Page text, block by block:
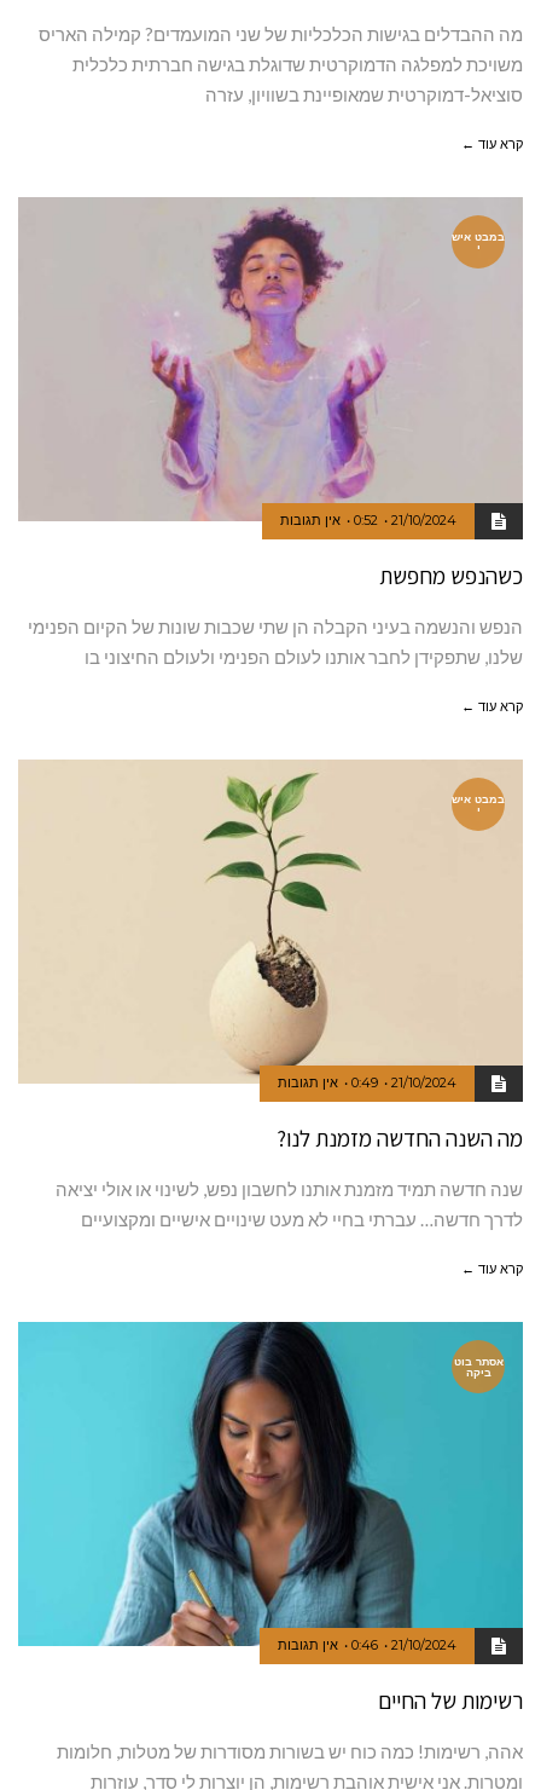
מה ההבדלים בגישות הכלכליות של שני המועמדים? קמילה האריס
משויכת למפלגה הדמוקרטית שדוגלת בגישה חברתית כלכלית
סוציאל-דמוקרטית שמאופיינת בשוויון, עזרה
קרא עוד ←
במבט איש
י
21/10/2024
0:52 אין תגובות
כשהנפש מחפשת
הנפש והנשמה בעיני הקבלה הן שתי שכבות שונות של הקיום הפנימי
שלנו, שתפקידן לחבר אותנו לעולם הפנימי ולעולם החיצוני בו
קרא עוד ←
במבט איש
י
21/10/2024
0:49 אין תגובות
מה השנה החדשה מזמנת לנו?
שנה חדשה תמיד מזמנת אותנו לחשבון נפש, לשינוי או אולי יציאה
לדרך חדשה… עברתי בחיי לא מעט שינויים אישיים ומקצועיים
קרא עוד ←
אסתר בוט
ביקה
21/10/2024
0:46 אין תגובות
רשימות של החיים
אהה, רשימות! כמה כוח יש בשורות מסודרות של מטלות, חלומות
ומטרות. אני אישית אוהבת רשימות, הן יוצרות לי סדר, עוזרות